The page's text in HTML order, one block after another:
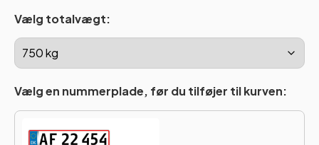
Vælg totalvægt:
Vælg en nummerplade, før du tilføjer til kurven: